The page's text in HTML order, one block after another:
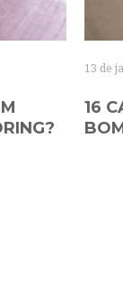
13 de
16